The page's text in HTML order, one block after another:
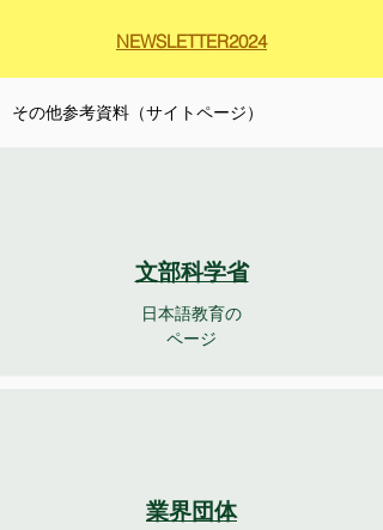
NEWSLETTER2024
その他参考資料（サイトページ）
文部科学省
日本語教育の
ページ
業界団体